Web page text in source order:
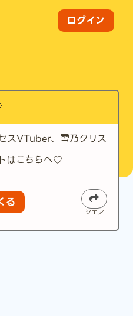
ログイン
VTuber、雪乃クリス
はこちらへ♡
る
シェア